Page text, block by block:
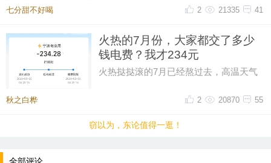
全球首笔可持续发展再挂钩债券、全球首笔金融机构公募转型债券、
全球首笔金融机构生物多样性绿色债券等。以往中国银行还发行了全
球首笔商业机构蓝色债券暨亚洲首笔蓝色债券、首笔中资无固定期限
资本债券（即永续债），中资银行首笔绿色资产担保债券等。
目标提出以来，绿色金融就成为我国金融市场的热门话题。中国银
周权对此解释道，
说保养正常做，但得去杭州。我
七分甜不好喝 41
21335
2
火热的7月份，大家都交了多少
钱电费？我才234元
火热挞挞滚的7月已经熬过去，高温天气
超300，昨天一看帐单才234元。
秋之白桦 55
20870
2
窃以为，东论值得一逛！
全部评论